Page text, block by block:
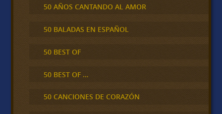
50 AÑOS CANTANDO AL AMOR
50 BALADAS EN ESPAÑOL
50 BEST OF
50 BEST OF …
50 CANCIONES DE CORAZÓN